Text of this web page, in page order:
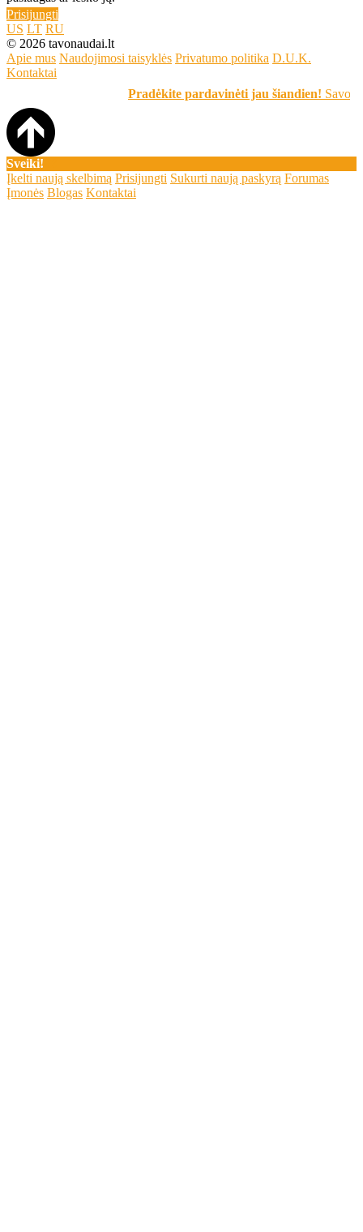
Prisijungti
US LT RU
© 2026 tavonaudai.lt
Apie mus Naudojimosi taisyklės Privatumo politika D.U.K.
Kontaktai
Pradėkite pardavinėti jau šiandien! Savo įrašą
Sveiki!
Įkelti naują skelbimą Prisijungti Sukurti naują paskyrą Forumas
Įmonės Blogas Kontaktai